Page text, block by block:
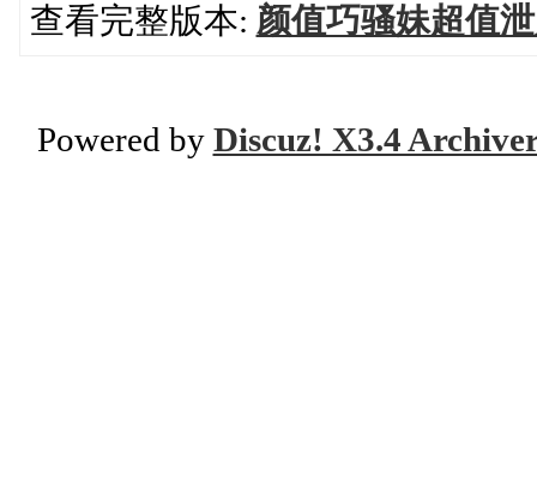
查看完整版本: 颜值巧骚妹超值
Powered by Discuz! X3.4